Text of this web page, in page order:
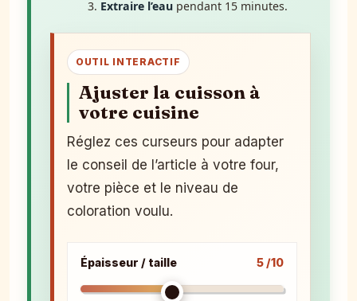
Extraire l’eaupendant 15 minutes.
OUTIL INTERACTIF
Ajuster la cuisson à
votre cuisine
Réglez ces curseurs pour adapter
le conseil de l’article à votre four,
votre pièce et le niveau de
coloration voulu.
Épaisseur / taille 5 /10